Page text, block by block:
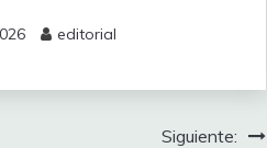
editorial
Siguiente: